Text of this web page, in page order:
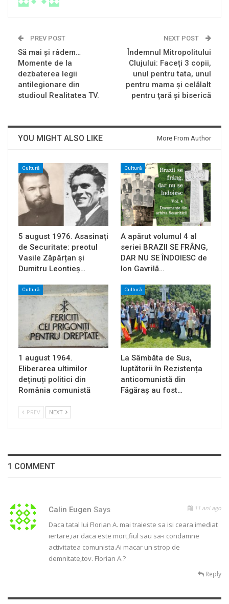
PREV POST
Să mai şi râdem…
Momente de la
dezbaterea legii
antilegionare din
studioul Realitatea TV.
NEXT POST
Îndemnul Mitropolitului
Clujului: Faceți 3 copii,
unul pentru tata, unul
pentru mama şi celălalt
pentru ţară şi biserică
YOU MIGHT ALSO LIKE More From Author
Cultură
5 august 1976. Asasinați
de Securitate: preotul
Vasile Zăpârțan și
Dumitru Leontieș…
Cultură
A apărut volumul 4 al
seriei BRAZII SE FRÂNG,
DAR NU SE ÎNDOIESC de
Ion Gavrilă…
Cultură
1 august 1964.
Eliberarea ultimilor
deținuți politici din
România comunistă
Cultură
La Sâmbăta de Sus,
luptătorii în Rezistența
anticomunistă din
Făgăraș au fost…
PREV NEXT
1 COMMENT
Calin Eugen Says 11 ani ago
Daca tatal lui Florian A. mai traieste sa isi ceara imediat
iertare,iar daca este mort,fiul sau sa-i condamne
activitatea comunista.Ai macar un strop de
demnitate,tov. Florian A.?
Reply